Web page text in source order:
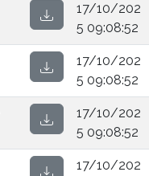
17/10/202
5 09:08:52
17/10/202
5 09:08:52
17/10/202
5 09:08:52
17/10/202